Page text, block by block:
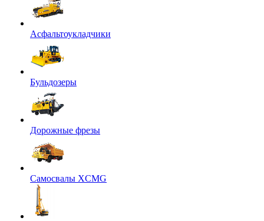
Асфальтоукладчики
Бульдозеры
Дорожные фрезы
Самосвалы XCMG